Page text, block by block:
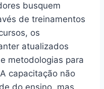
busquem
de treinamentos
os
atualizados
metodologias para
capacitação não
do ensino, mas